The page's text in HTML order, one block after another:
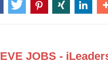
JOBS -